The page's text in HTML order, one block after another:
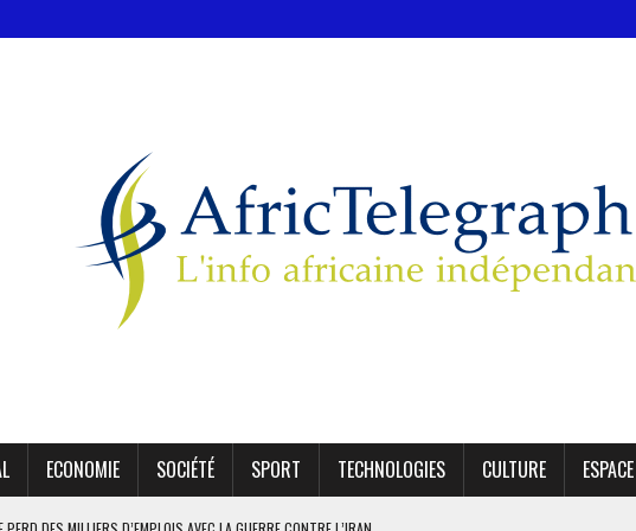
ECONOMIE SOCIÉTÉ SPORT TECHNOLOGIES CULTURE